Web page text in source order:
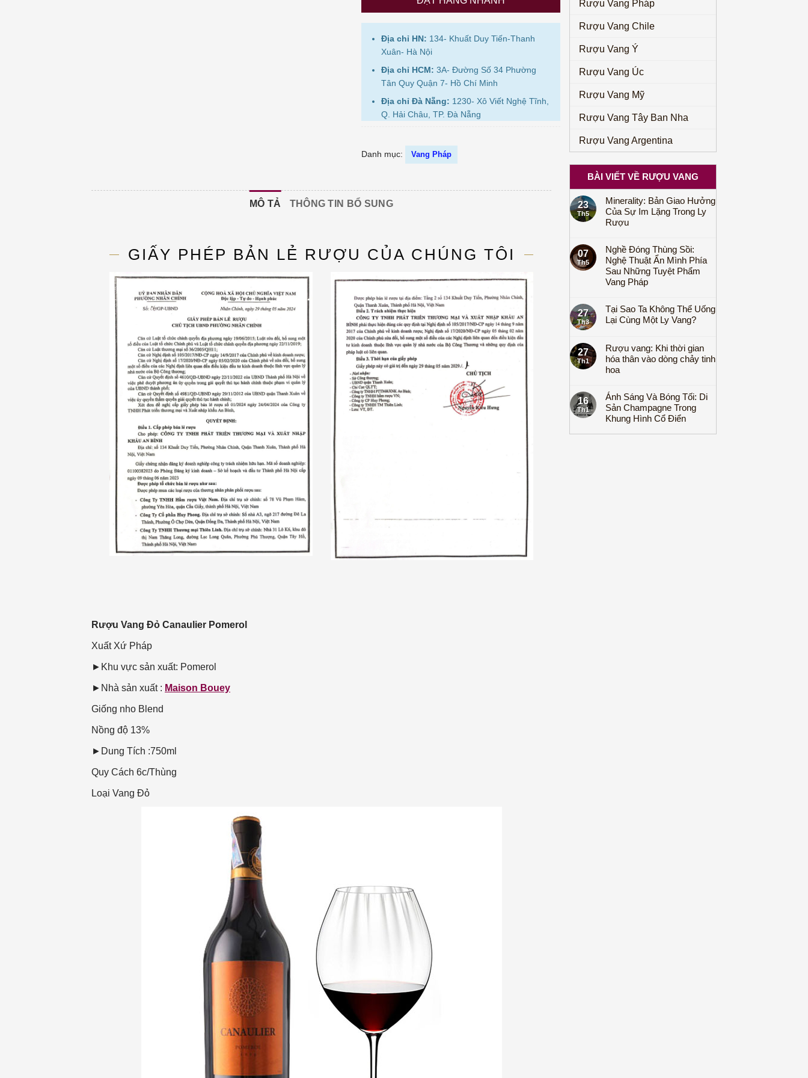
Rượu Vang Pháp
Rượu Vang Chile
Rượu Vang Ý
Rượu Vang Úc
Rượu Vang Mỹ
Rượu Vang Tây Ban Nha
Rượu Vang Argentina
BÀI VIẾT VỀ RƯỢU VANG
23
Th5
Minerality: Bản Giao Hưởng
Của Sự Im Lặng Trong Ly
Rượu
07
Th5
Nghề Đóng Thùng Sồi:
Nghệ Thuật Ẩn Mình Phía
Sau Những Tuyệt Phẩm
Vang Pháp
27
Th3
Tại Sao Ta Không Thể Uống
Lại Cùng Một Ly Vang?
27
Th1
Rượu vang: Khi thời gian
hóa thân vào dòng chảy tinh
hoa
16
Th1
Ánh Sáng Và Bóng Tối: Di
Sản Champagne Trong
Khung Hình Cổ Điển
Địa chỉ HN: 134- Khuất Duy Tiến-Thanh
Xuân- Hà Nội
Địa chỉ HCM: 3A- Đường Số 34 Phường
Tân Quy Quận 7- Hồ Chí Minh
Địa chỉ Đà Nẵng: 1230- Xô Viết Nghệ Tĩnh,
Q. Hải Châu, TP. Đà Nẵng
Danh mục: Vang Pháp
MÔ TẢ THÔNG TIN BỔ SUNG
GIẤY PHÉP BẢN LẺ RƯỢU CỦA CHÚNG TÔI
Rượu Vang Đỏ Canaulier Pomerol
Xuất Xứ Pháp
►Khu vực sản xuất: Pomerol
►Nhà sản xuất : Maison Bouey
Giống nho Blend
Nồng độ 13%
►Dung Tích :750ml
Quy Cách 6c/Thùng
Loại Vang Đỏ